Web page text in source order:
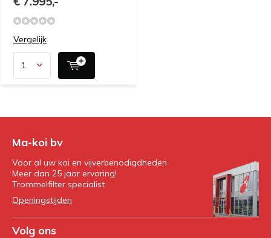
Vergelijk
Ma-koi bv
Voor al uw koi en vijverbenodigdheden
Meer dan 25 jaar ervaring!
Trommelfilter specialist
Openingstijden
Volg ons